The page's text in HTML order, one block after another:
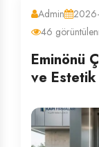
Admin
46
Eminönü
ve